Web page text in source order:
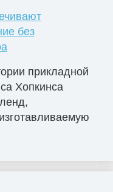
без
прикладной
Хопкинса